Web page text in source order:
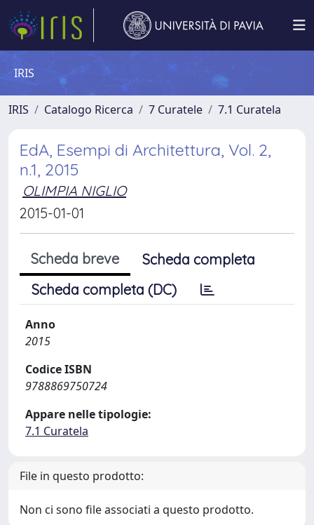
IRIS
IRIS Catalogo Ricerca 7 Curatele 7.1 Curatela
EdA, Esempi di Architettura, Vol. 2,
n.1, 2015
OLIMPIA NIGLIO
2015-01-01
Scheda breve
Scheda completa
Scheda completa (DC)
Anno
2015
Codice ISBN
9788869750724
Appare nelle tipologie:
7.1 Curatela
File in questo prodotto:
Non ci sono file associati a questo prodotto.